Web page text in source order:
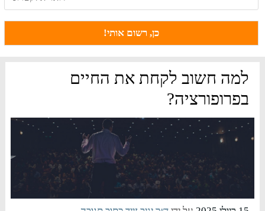
למה חשוב לקחת את החיים
בפרופורציה?